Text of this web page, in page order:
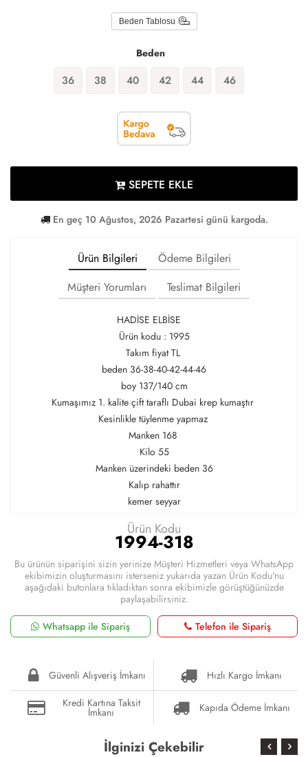
Beden Tablosu
Beden
36 38 40 42 44 46
SEPETE EKLE
En geç 10 Ağustos, 2026 Pazartesi günü kargoda.
Ürün Bilgileri
Ödeme Bilgileri
Müşteri Yorumları
Teslimat Bilgileri
HADİSE ELBİSE
Ürün kodu : 1995
Takım fiyat TL
beden 36-38-40-42-44-46
boy 137/140 cm
Kumaşımız 1. kalite çift taraflı Dubai krep kumaştır
Kesinlikle tüylenme yapmaz
Manken 168
Kilo 55
Manken üzerindeki beden 36
Kalıp rahattır
kemer seyyar
Ürün Kodu
1994-318
Bu ürünün siparişini sizin yerinize Müşteri Hizmetleri veya WhatsApp
ekibimizin oluşturmasını isterseniz yukarıda yazan Ürün Kodu'nu
aşağıdaki butonlara tıkladıktan sonra ekibimizle görüştüğünüzde
paylaşabilirsiniz.
Whatsapp ile Sipariş
Telefon ile Sipariş
Güvenli Alışveriş İmkanı
Hızlı Kargo İmkanı
Kredi Kartına Taksit
İmkanı Kapıda Ödeme İmkanı
İlginizi Çekebilir